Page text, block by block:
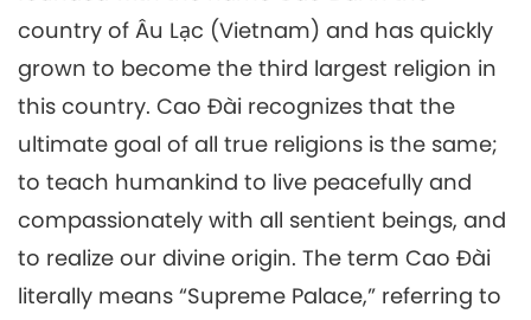
country of Âu Lạc (Vietnam) and has quickly
grown to become the third largest religion in
this country. Cao Đài recognizes that the
ultimate goal of all true religions is the same;
to teach humankind to live peacefully and
compassionately with all sentient beings, and
to realize our divine origin. The term Cao Đài
literally means “Supreme Palace,” referring to